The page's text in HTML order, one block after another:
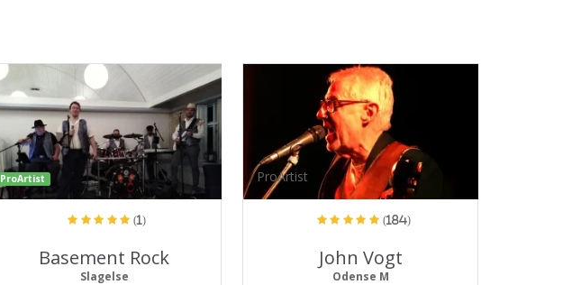
ProArtist
(1)
Basement Rock
Slagelse
ProArtist
(184)
John Vogt
Odense M